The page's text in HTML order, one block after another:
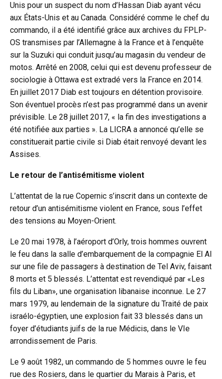
Unis pour un suspect du nom d’Hassan Diab ayant vécu
aux États-Unis et au Canada. Considéré comme le chef du
commando, il a été identifié grâce aux archives du FPLP-
OS transmises par l’Allemagne à la France et à l’enquête
sur la Suzuki qui conduit jusqu’au magasin du vendeur de
motos. Arrêté en 2008, celui qui est devenu professeur de
sociologie à Ottawa est extradé vers la France en 2014.
En juillet 2017 Diab est toujours en détention provisoire.
Son éventuel procès n’est pas programmé dans un avenir
prévisible. Le 28 juillet 2017, « la fin des investigations a
été notifiée aux parties ». La LICRA a annoncé qu’elle se
constituerait partie civile si Diab était renvoyé devant les
Assises.
Le retour de l’antisémitisme violent
L’attentat de la rue Copernic s’inscrit dans un contexte de
retour d’un antisémitisme violent en France, sous l’effet
des tensions au Moyen-Orient.
Le 20 mai 1978, à l’aéroport d’Orly, trois hommes ouvrent
le feu dans la salle d’embarquement de la compagnie El Al
sur une file de passagers à destination de Tel Aviv, faisant
8 morts et 5 blessés. L’attentat est revendiqué par «Les
fils du Liban», une organisation libanaise inconnue. Le 27
mars 1979, au lendemain de la signature du Traité de paix
israélo-égyptien, une explosion fait 33 blessés dans un
foyer d’étudiants juifs de la rue Médicis, dans le VIe
arrondissement de Paris.
Le 9 août 1982, un commando de 5 hommes ouvre le feu
rue des Rosiers, dans le quartier du Marais à Paris, et